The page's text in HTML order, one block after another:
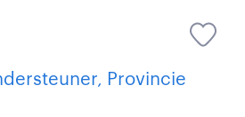
Provincie